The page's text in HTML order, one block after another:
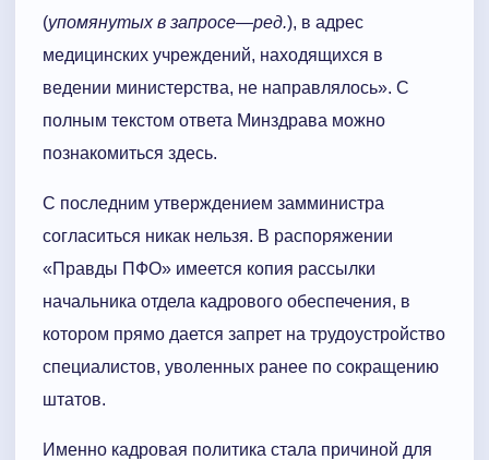
(упомянутых в запросе—ред.), в адрес
медицинских учреждений, находящихся в
ведении министерства, не направлялось». С
полным текстом ответа Минздрава можно
познакомиться здесь.
С последним утверждением замминистра
согласиться никак нельзя. В распоряжении
«Правды ПФО» имеется копия рассылки
начальника отдела кадрового обеспечения, в
котором прямо дается запрет на трудоустройство
специалистов, уволенных ранее по сокращению
штатов.
Именно кадровая политика стала причиной для